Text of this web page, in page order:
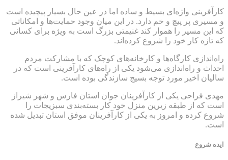
کارآفرینی واژه‌ای بسیط و ساده اما در عین حال بسیار پیچیده است
و مسیری پر پیچ و خم دارد. در این میان وجود حمایت‌ها و امکاناتی
که این مسیر را هموار کند غنیمتی بزرگ است به ویژه برای کسانی
که تازه کار خود را شروع کرده‌اند.
راه‌اندازی کارگاه‌ها و کارخانه‌های کوچک که با مشارکت مردم
احداث و راه‌اندازی می‌شود یکی از راه‌های کارآفرینی است که در
سالیان اخیر مورد توجه بسیج سازندگی بوده است.
مهدی فراحی یکی از کارآفرینان جوان استان فارس و شهر شیراز
است که از طبقه زیرین منزل خود کار بسته‌بندی سبزیجات را
شروع کرده و امروز به یکی از کارآفرینان موفق استان تبدیل شده
است.
ایده شروع